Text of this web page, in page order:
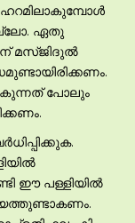
ഹറമിലാകുമ്പോള്‍
ഏതു
മസ്ജിദുല്‍
പോലും
ഈ പള്ളിയില്‍